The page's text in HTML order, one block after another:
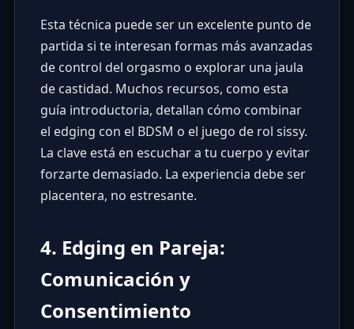
Esta técnica puede ser un excelente punto de
partida si te interesan formas más avanzadas
de control del orgasmo o explorar una jaula
de castidad. Muchos recursos, como esta
guía introductoria, detallan cómo combinar
el edging con el BDSM o el juego de rol sissy.
La clave está en escuchar a tu cuerpo y evitar
forzarte demasiado. La experiencia debe ser
placentera, no estresante.
4. Edging en Pareja:
Comunicación y
Consentimiento